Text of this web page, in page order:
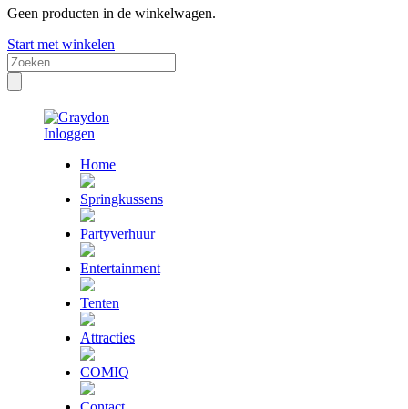
Geen producten in de winkelwagen.
Start met winkelen
Inloggen
Home
Springkussens
Partyverhuur
Entertainment
Tenten
Attracties
COMIQ